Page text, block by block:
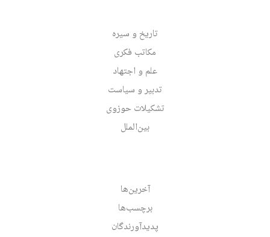
تاریخ و سیره
مکاتب فکری
علم و اجتهاد
تدبیر و سیاست
تشکیلات حوزوی
بین‌الملل
آخرین‌ها
برچسب‌ها
پدیدآورندگان